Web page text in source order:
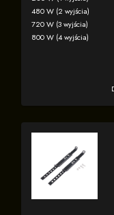
480 W (2 wyjścia)
720 W (3 wyjścia)
800 W (4 wyjścia)